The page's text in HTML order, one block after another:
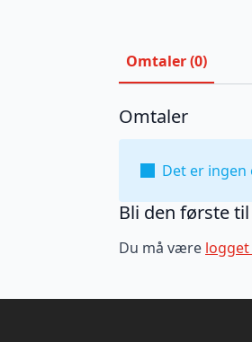
Omtaler (0)
Omtaler
Det er ingen
Bli den første
Du må være